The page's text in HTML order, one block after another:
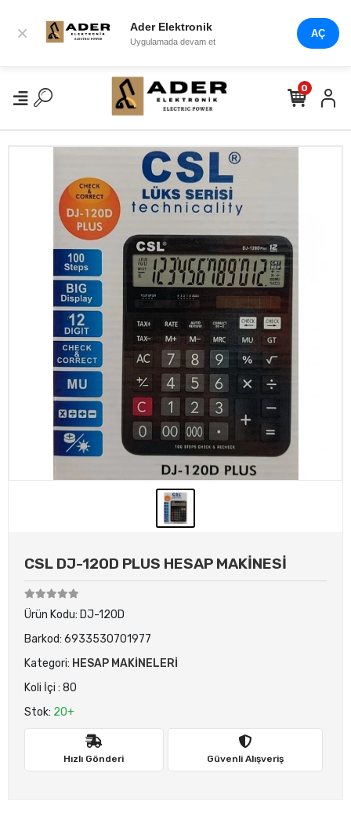
× Ader Elektronik
Uygulamada devam et
AÇ
0
CSL DJ-120D PLUS HESAP MAKİNESİ
Ürün Kodu: DJ-120D
Barkod: 6933530701977
Kategori: HESAP MAKİNELERİ
Koli İçi : 80
Stok: 20+
Hızlı Gönderi Güvenli Alışveriş